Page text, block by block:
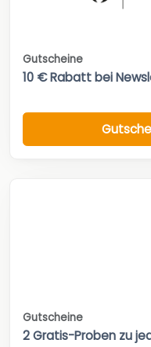
Gutscheine
10 € Rabatt bei
Gutscheine
2 Gratis-Proben zu